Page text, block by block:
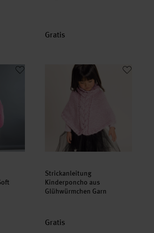
Gratis
aus Soft Merino
Strickanleitung Kinderponcho
Strickanleitung
Kinderponcho aus
Glühwürmchen Garn
Gratis